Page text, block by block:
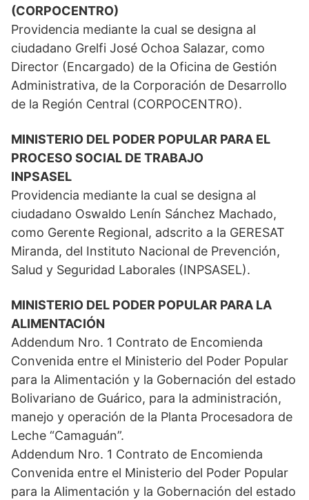
(CORPOCENTRO)
Providencia mediante la cual se designa al
ciudadano Grelfi José Ochoa Salazar, como
Director (Encargado) de la Oficina de Gestión
Administrativa, de la Corporación de Desarrollo
de la Región Central (CORPOCENTRO).
MINISTERIO DEL PODER POPULAR PARA EL
PROCESO SOCIAL DE TRABAJO
INPSASEL
Providencia mediante la cual se designa al
ciudadano Oswaldo Lenín Sánchez Machado,
como Gerente Regional, adscrito a la GERESAT
Miranda, del Instituto Nacional de Prevención,
Salud y Seguridad Laborales (INPSASEL).
MINISTERIO DEL PODER POPULAR PARA LA
ALIMENTACIÓN
Addendum Nro. 1 Contrato de Encomienda
Convenida entre el Ministerio del Poder Popular
para la Alimentación y la Gobernación del estado
Bolivariano de Guárico, para la administración,
manejo y operación de la Planta Procesadora de
Leche “Camaguán”.
Addendum Nro. 1 Contrato de Encomienda
Convenida entre el Ministerio del Poder Popular
para la Alimentación y la Gobernación del estado